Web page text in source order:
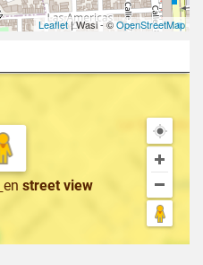
Leaflet| Wasi - ©OpenStreetMap
en street view